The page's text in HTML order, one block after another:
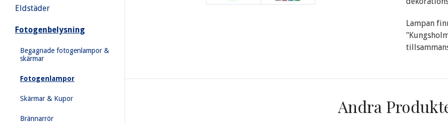
Eldstäder
Fotogenbelysning
Begagnade fotogenlampor &
skärmar
Fotogenlampor
Skärmar & Kupor
Brännarrör
Lampan
Andra